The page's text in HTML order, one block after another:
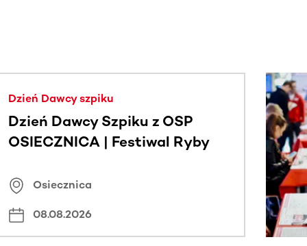
Dzień Dawcy szpiku
Dzień Dawcy Szpiku z OSP
OSIECZNICA | Festiwal Ryby
Osiecznica
08.08.2026